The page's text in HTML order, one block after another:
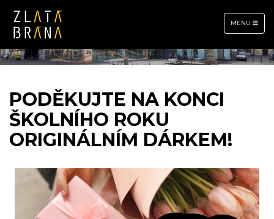
TOGGLE
NAVIGATION
MENU
PODĚKUJTE NA KONCI
ŠKOLNÍHO ROKU
ORIGINÁLNÍM DÁRKEM!